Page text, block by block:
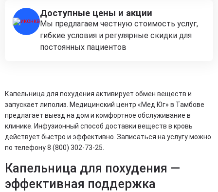
Доступные цены и акции
Мы предлагаем честную стоимость услуг,
гибкие условия и регулярные скидки для
постоянных пациентов
Капельница для похудения активирует обмен веществ и
запускает липолиз. Медицинский центр «Мед Юг» в Тамбове
предлагает выезд на дом и комфортное обслуживание в
клинике. Инфузионный способ доставки веществ в кровь
действует быстро и эффективно. Записаться на услугу можно
по телефону 8 (800) 302-73-25.
Капельница для похудения —
эффективная поддержка